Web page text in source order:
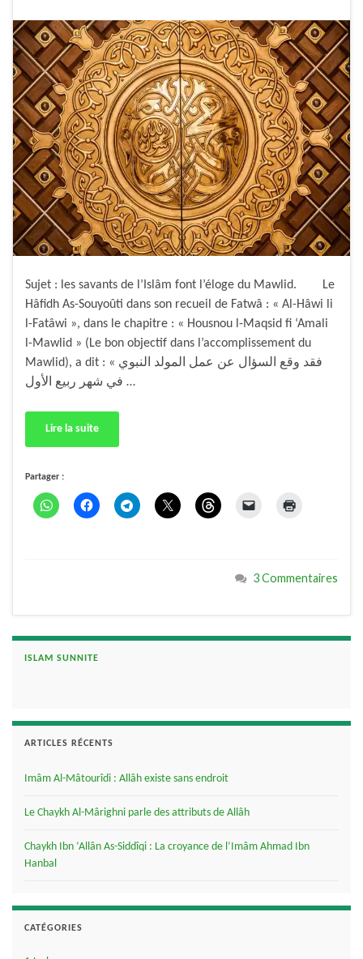
Sujet : les savants de l’Islâm font l’éloge du Mawlid. Le
Hâfidh As-Souyoûti dans son recueil de Fatwâ : « Al-Hâwi li
l-Fatâwi », dans le chapitre : « Housnou l-Maqsid fi ‘Amali
l-Mawlid » (Le bon objectif dans l’accomplissement du
Mawlid), a dit : « فقد وقع السؤال عن عمل المولد النبوي
في شهر ربيع الأول …
Lire la suite
Partager :
3 Commentaires
ISLAM SUNNITE
ARTICLES RÉCENTS
Imâm Al-Mâtourîdi : Allâh existe sans endroit
Le Chaykh Al-Mârighni parle des attributs de Allâh
Chaykh Ibn ‘Allân As-Siddîqi : La croyance de l’Imâm Ahmad Ibn
Hanbal
CATÉGORIES